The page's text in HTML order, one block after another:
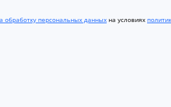
обработку персональных данных на условиях